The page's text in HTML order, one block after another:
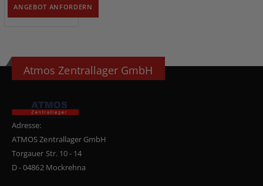
ANGEBOT ANFORDERN
Atmos Zentrallager GmbH
Adresse:
ATMOS Zentrallager GmbH
Torgauer Str. 10 - 14
D - 04862 Mockrehna